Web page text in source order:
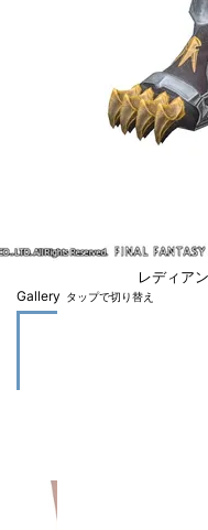
レディア
Gallery タップで切り替え